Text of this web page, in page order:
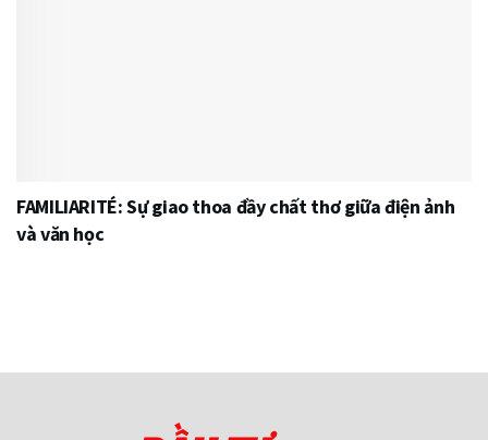
FAMILIARITÉ: Sự giao thoa đầy chất thơ giữa điện ảnh
và văn học